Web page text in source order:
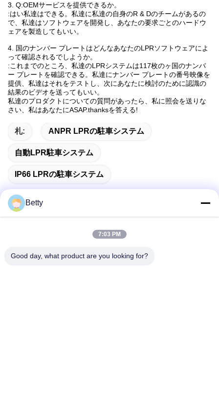
3. Q:OEMサービスを提供できるか。
:はい私達はできる。私達に私達の自身のR & Dのチームがあるの
で、私達はソフトウェアを開発し、あなたの要求ごとのハードウ
ェアを製造してもいい。
4. 国のナンバー プレートはどんなあなたのLPRソフトウェアによ
って確認されるでしようか。
:これまでのところ、私達のLPRシステムは117枚のヶ国のナンバ
ー プレートを確認できる。私達にナンバー プレートの番号映像を
提供、私達はそれをテストし、次にあなたに検討のために認識の
結果のビデオを送ってもいい。
私達のプロダクトについての質問があったら、私に照会を送りな
さい、私はあなたにASAP.thanksを答える!
札: ANPR LPRの駐車システム
自動LPR駐車システム
IP66 LPRの駐車システム
住所
Betty
7:03 PM
Good day, what product are you looking for?